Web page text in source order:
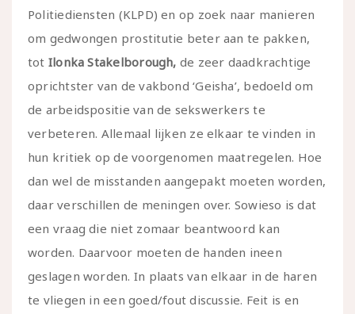
Politiediensten (KLPD) en op zoek naar manieren
om gedwongen prostitutie beter aan te pakken,
tot Ilonka Stakelborough, de zeer daadkrachtige
oprichtster van de vakbond ‘Geisha’, bedoeld om
de arbeidspositie van de sekswerkers te
verbeteren. Allemaal lijken ze elkaar te vinden in
hun kritiek op de voorgenomen maatregelen. Hoe
dan wel de misstanden aangepakt moeten worden,
daar verschillen de meningen over. Sowieso is dat
een vraag die niet zomaar beantwoord kan
worden. Daarvoor moeten de handen ineen
geslagen worden. In plaats van elkaar in de haren
te vliegen in een goed/fout discussie. Feit is en